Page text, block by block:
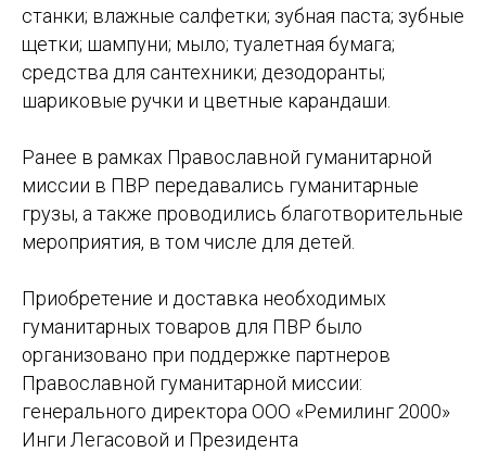
станки; влажные салфетки; зубная паста; зубные
щетки; шампуни; мыло; туалетная бумага;
средства для сантехники; дезодоранты;
шариковые ручки и цветные карандаши.
Ранее в рамках Православной гуманитарной
миссии в ПВР передавались гуманитарные
грузы, а также проводились благотворительные
мероприятия, в том числе для детей.
Приобретение и доставка необходимых
гуманитарных товаров для ПВР было
организовано при поддержке партнеров
Православной гуманитарной миссии:
генерального директора ООО «Ремилинг 2000»
Инги Легасовой и Президента